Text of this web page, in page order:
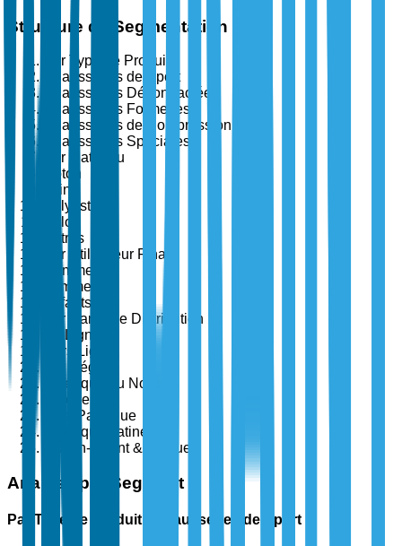
Structure de Segmentation
Par Type de Produit
Chaussettes de Sport
Chaussettes Décontractées
Chaussettes Formelles
Chaussettes de Compression
Chaussettes Spéciales
Par Matériau
Coton
Laine
Polyester
Nylon
Autres
Par Utilisateur Final
Hommes
Femmes
Enfants
Par Canal de Distribution
En Ligne
Hors Ligne
Par Région
Amérique du Nord
Europe
Asie-Pacifique
Amérique Latine
Moyen-Orient & Afrique
Analyse par Segment
Par Type de Produit - Chaussettes de Sport